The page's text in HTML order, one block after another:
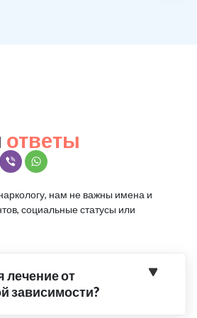
ответы
нам не важны имена и
социальные статусы или
лечение от
зависимости?